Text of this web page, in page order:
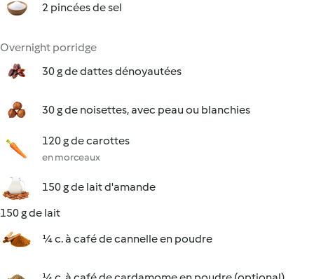
2 pincées de sel
Overnight porridge
30 g de dattes dénoyautées
30 g de noisettes, avec peau ou blanchies
120 g de carottes
en morceaux
150 g de lait d'amande
150 g de lait
¼ c. à café de cannelle en poudre